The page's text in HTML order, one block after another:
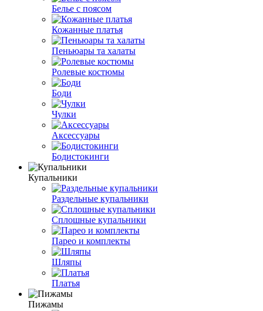
Белье с поясом
Кожанные платья
Пеньюары та халаты
Ролевые костюмы
Боди
Чулки
Аксессуары
Бодистокинги
Купальники
Раздельные купальники
Сплошные купальники
Парео и комплекты
Шляпы
Платья
Пижамы